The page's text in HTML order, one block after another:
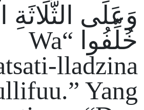
وَعَلَى الثَّلَاثَةِ
خُلِّفُوا “Wa
lladzina
Yang